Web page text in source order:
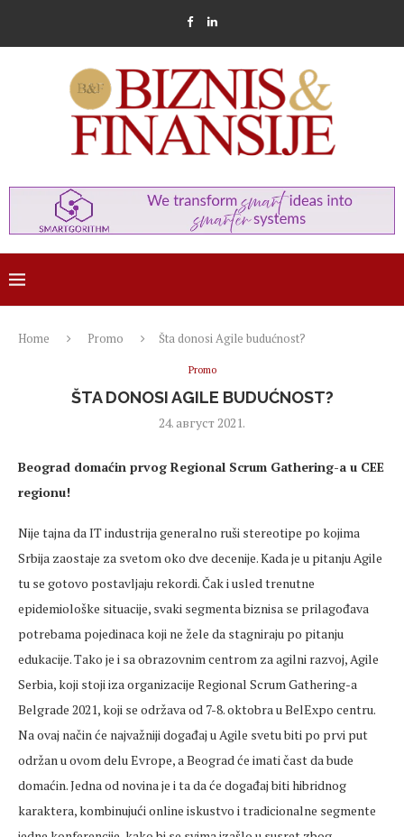
Home Promo Šta donosi Agile budućnost?
Promo
ŠTA DONOSI AGILE BUDUĆNOST?
24. август 2021.
Beograd domaćin prvog Regional Scrum Gathering-a u CEE
regionu!
Nije tajna da IT industrija generalno ruši stereotipe po kojima
Srbija zaostaje za svetom oko dve decenije. Kada je u pitanju Agile
tu se gotovo postavljaju rekordi. Čak i usled trenutne
epidemiološke situacije, svaki segmenta biznisa se prilagođava
potrebama pojedinaca koji ne žele da stagniraju po pitanju
edukacije. Tako je i sa obrazovnim centrom za agilni razvoj, Agile
Serbia, koji stoji iza organizacije Regional Scrum Gathering-a
Belgrade 2021, koji se održava od 7-8. oktobra u BelExpo centru.
Na ovaj način će najvažniji događaj u Agile svetu biti po prvi put
održan u ovom delu Evrope, a Beograd će imati čast da bude
domaćin. Jedna od novina je i ta da će događaj biti hibridnog
karaktera, kombinujući online iskustvo i tradicionalne segmente